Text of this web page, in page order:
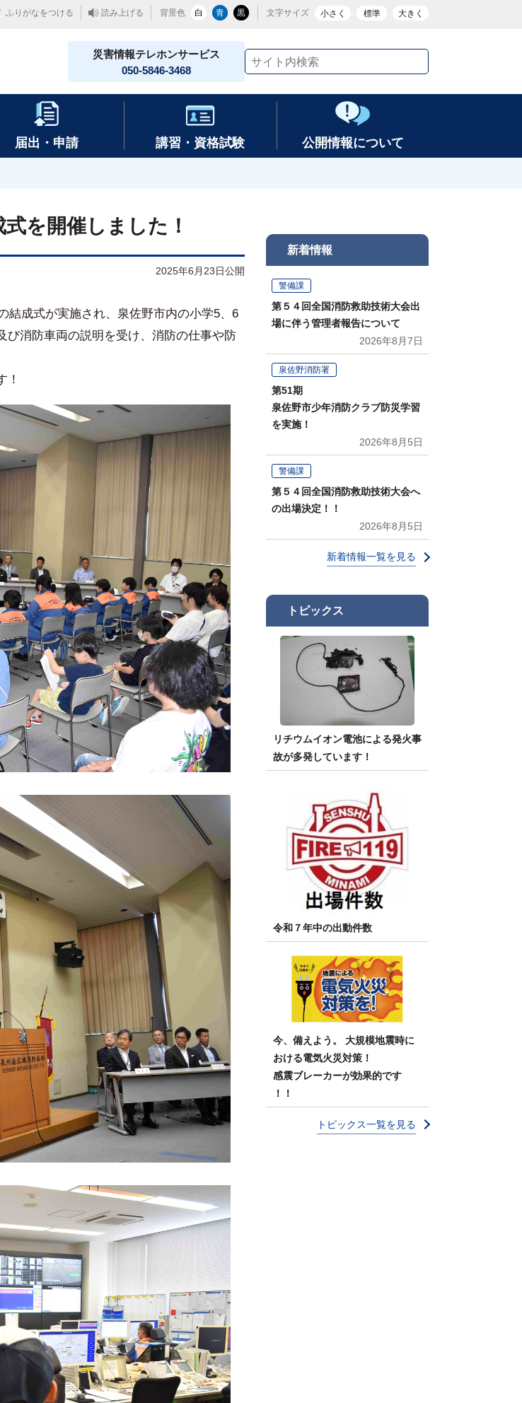
ふりがなをつける 読み上げる 背景色 白 青 黒 文字サイズ 小さく 標準 大きく
災害情報テレホンサービス
050-5846-3468
届出・申請 講習・資格試験 公開情報について
を開催しました！
2025年6月23日公開
成式が実施され、泉佐野市内の小学5、6
び消防車両の説明を受け、消防の仕事や防
！
新着情報
警備課
第５４回全国消防救助技術大会出
場に伴う管理者報告について
2026年8月7日
泉佐野消防署
第51期
泉佐野市少年消防クラブ防災学習
を実施！
2026年8月5日
警備課
第５４回全国消防救助技術大会へ
の出場決定！！
2026年8月5日
新着情報一覧を見る
トピックス
リチウムイオン電池による発火事
故が多発しています！
令和７年中の出動件数
今、備えよう。 大規模地震時に
おける電気火災対策！
感震ブレーカーが効果的です
！！
トピックス一覧を見る